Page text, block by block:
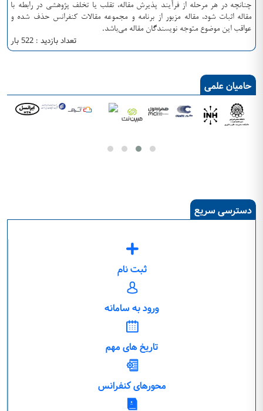
چنانچه در هر مرحله‌ از فرآیند پذیرش مقاله، تقلب یا تخلف پژوهشی در رابطه با
مقاله اثبات شود، مقاله مزبور از برنامه و مجموعه مقالات کنفرانس حذف شده و
عواقب این موضوع متوجه نویسندگان مقاله می‌باشد.
تعداد بازدید : 522 بار
حامیان علمی
دسترسی سریع
ثبت نام
ورود به سامانه
تاریخ های مهم
محورهای کنفرانس